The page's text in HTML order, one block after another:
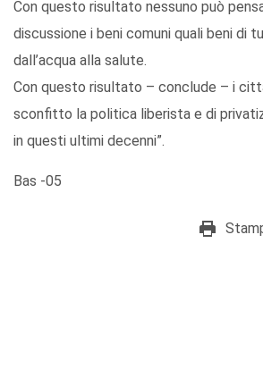
Con questo risultato nessuno può
discussione i beni comuni quali beni di
dall’acqua alla salute.
Con questo risultato – conclude – i
sconfitto la politica liberista e di
in questi ultimi decenni”.
Bas -05